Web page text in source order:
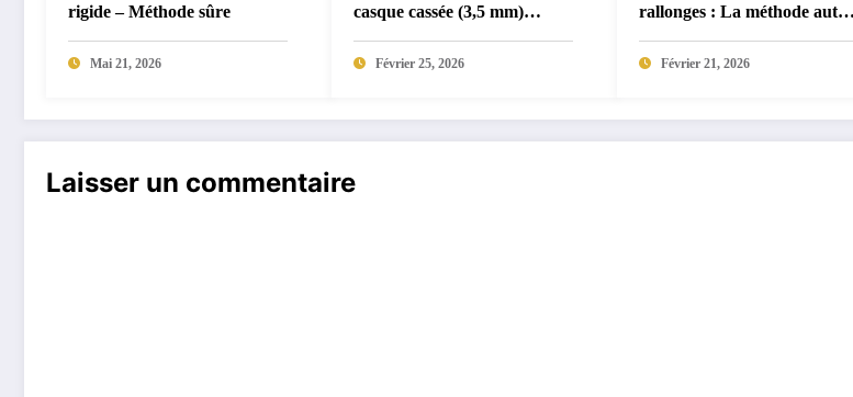
rigide – Méthode sûre
Mai 21, 2026
casque cassée (3,5 mm)
coincée dans votre port audio
: La méthode mécanique sûre
Février 25, 2026
rallonges : La méthode auto-
bloquante (sans
enchevêtrement)
Février 21, 2026
Laisser un commentaire